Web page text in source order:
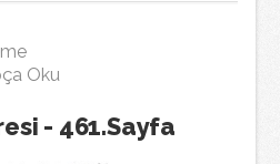
Oku
- 461.Sayfa